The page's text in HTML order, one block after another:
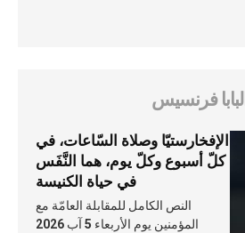
البابا فرنسيس
الإفخارستيّا وصلاة السّاعات، في
كلّ أسبوع وكلّ يوم، هما النَّفَس
في حياة الكنيسة
النص الكامل للمقابلة العامّة مع
المؤمنين يوم الأربعاء 5 آب 2026